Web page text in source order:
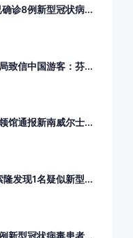
诊8例新型冠状病...
致信中国游客：芬...
馆通报新南威尔士...
隆发现1名疑似新型...
新型冠状病毒患者...